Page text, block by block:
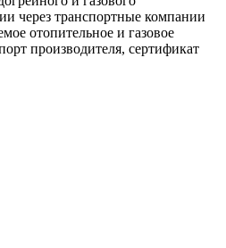
через транспортные компании
отопительное и газовое
производителя, сертификат